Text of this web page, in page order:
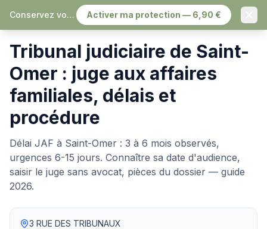
Conservez vos échanges, sereinement Activer ma protection — 6,90 €
Accueil › Tribunaux judiciaires › Saint-Omer
Tribunal judiciaire de Saint-
Omer : juge aux affaires
familiales, délais et
procédure
Délai JAF à Saint-Omer : 3 à 6 mois observés,
urgences 6-15 jours. Connaître sa date d'audience,
saisir le juge sans avocat, pièces du dossier — guide
2026.
3 RUE DES TRIBUNAUX